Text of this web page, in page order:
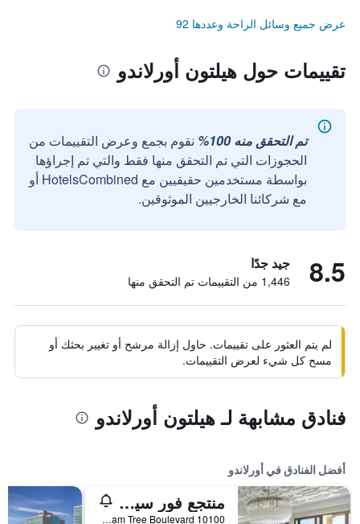
عرض جميع وسائل الراحة وعددها 92
تقييمات حول هيلتون أورلاندو
تم التحقق منه 100%
نقوم بجمع وعرض التقييمات من
الحجوزات التي تم التحقق منها فقط والتي تم إجراؤها
بواسطة مستخدمين حقيقيين مع HotelsCombined أو
مع شركائنا الخارجيين الموثوقين.
8.5 جيد جدًا
1,446 من التقييمات تم التحقق منها
لم يتم العثور على تقييمات. حاول إزالة مرشح أو تغيير بحثك أو
مسح كل شيء لعرض التقييمات.
فنادق مشابهة لـ هيلتون أورلاندو
أفضل الفنادق في أورلاندو
منتجع فور سيزونز أورلاندو آت والت ديزني وورلد ريزورت
10100 Dream Tree Boulevard, أورلاندو, FL, الولايات المتحدة الأميريكية